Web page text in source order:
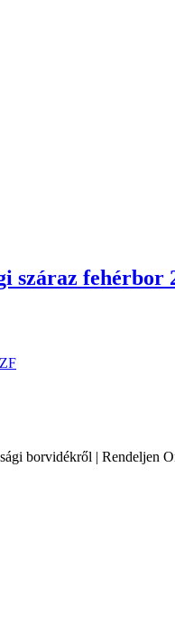
száraz fehérbor
borvidékről | Rendeljen